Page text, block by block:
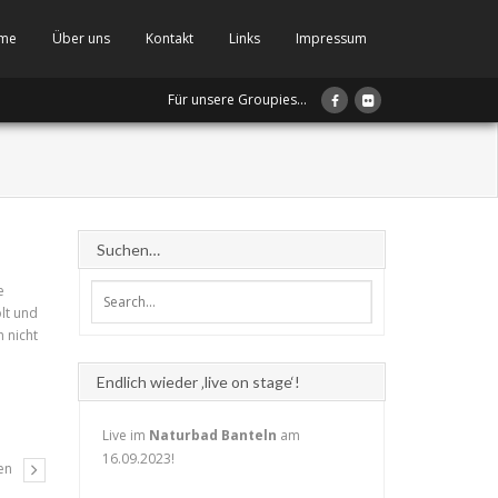
Über uns Kontakt Links Impressum
Für unsere Groupies...
und
nicht
Suchen…
Endlich wieder ‚live on stage‘!
Live im Naturbad Banteln am
16.09.2023!